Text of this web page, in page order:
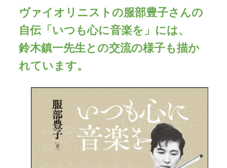
ヴァイオリニストの服部豊子さんの
自伝「いつも心に音楽を」には、
鈴木鎮一先生との交流の様子も描か
れています。